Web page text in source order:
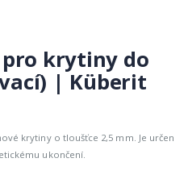
krytiny do
| Küberit
krytiny o tloušťce 2,5 mm. Je určen
ukončení.